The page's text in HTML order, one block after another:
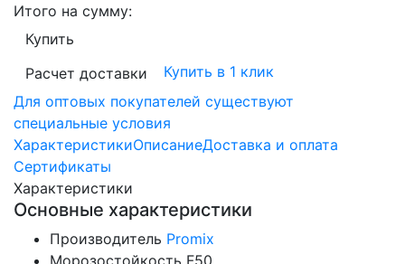
Итого на сумму:
Купить
Расчет доставки
Купить в 1 клик
Для оптовых покупателей существуют
специальные условия
ХарактеристикиОписаниеДоставка и оплата
Сертификаты
Характеристики
Основные характеристики
Производитель Promix
Морозостойкость F50